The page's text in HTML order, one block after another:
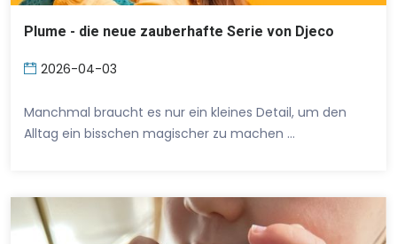
Plume - die neue zauberhafte Serie von Djeco
2026-04-03
Manchmal braucht es nur ein kleines Detail, um den
Alltag ein bisschen magischer zu machen …